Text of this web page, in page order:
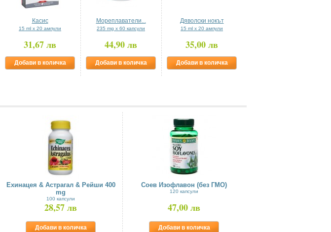
Касис
15 ml x 20 ампули
31,67 лв
Добави в количка
Мореплаватели...
235 mg х 60 капсули
44,90 лв
Добави в количка
Дяволски нокът
15 ml x 20 ампули
35,00 лв
Добави в количка
Ехинацея & Астрагал & Рейши 400
mg
100 капсули
28,57 лв
Добави в количка
Соев Изофлавон (без ГМО)
120 капсули
47,00 лв
Добави в количка